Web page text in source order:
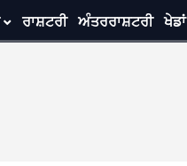
ਰਾਸ਼ਟਰੀ ਅੰਤਰਰਾਸ਼ਟਰੀ ਖੇਡਾਂ